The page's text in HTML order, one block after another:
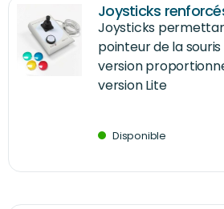
Joysticks
Joysticks
pointeur de la
version
version Lite
Disponible